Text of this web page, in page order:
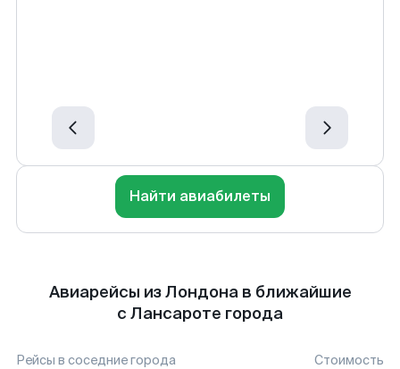
Найти авиабилеты
Авиарейсы из Лондона в ближайшие
с Лансароте города
Рейсы в соседние города Стоимость